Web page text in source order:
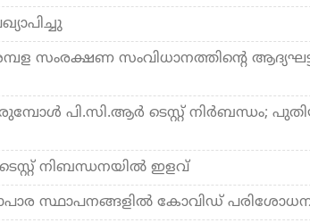
സംരക്ഷണ സംവിധാനത്തിന്റെ
പി.സി.ആര്‍ ടെസ്റ്റ് നിര്‍ബന്ധം;
നിബന്ധനയില്‍ ഇളവ്
സ്ഥാപനങ്ങളില്‍ കോവിഡ്